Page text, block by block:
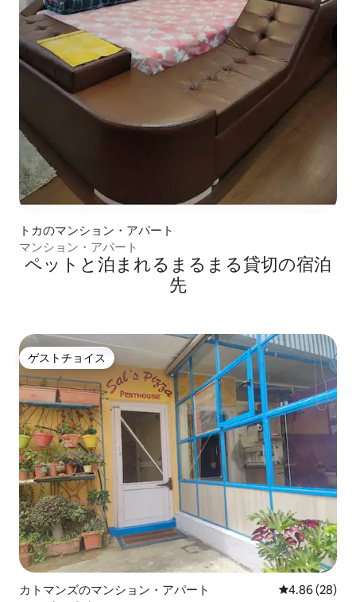
トカのマンション・アパート
マンション・アパート
ペットと泊まれるまるまる貸切の宿泊
先
ゲストチョイス
ゲストチョイス
カトマンズのマンション・アパート レビュー28
4.86 (28)